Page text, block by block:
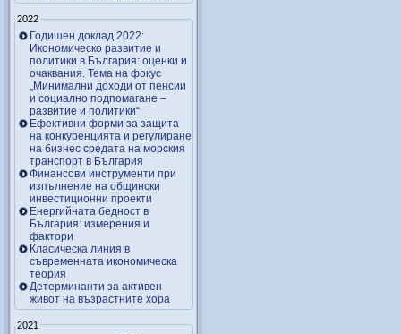
2022
Годишен доклад 2022:
Икономическо развитие и
политики в България: оценки и
очаквания. Тема на фокус
„Минимални доходи от пенсии
и социално подпомагане –
развитие и политики“
Ефективни форми за защита
на конкуренцията и регулиране
на бизнес средата на морския
транспорт в България
Финансови инструменти при
изпълнение на общински
инвестиционни проекти
Енергийната бедност в
България: измерения и
фактори
Класическа линия в
съвременната икономическа
теория
Детерминанти за активен
живот на възрастните хора
2021